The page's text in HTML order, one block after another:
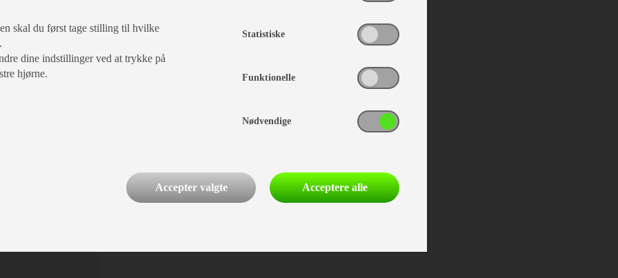
Magasiner
skal du først tage stilling til hvilke
dine indstillinger ved at trykke på
hjørne.
Statistiske
Funktionelle
Nødvendige
Accepter valgte Acceptere alle